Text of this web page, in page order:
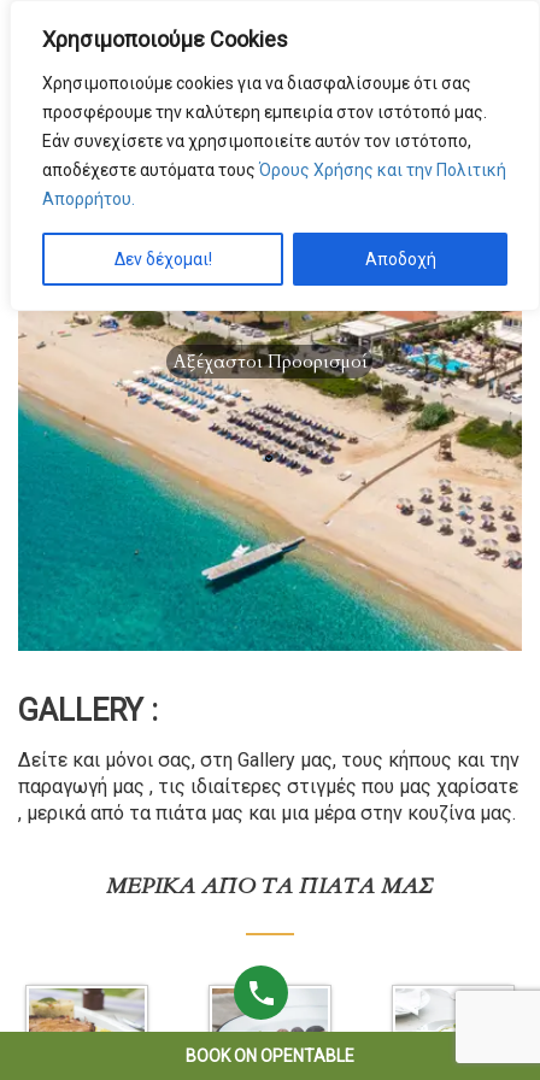
Χρησιμοποιούμε Cookies
Χρησιμοποιούμε cookies για να διασφαλίσουμε ότι σας
προσφέρουμε την καλύτερη εμπειρία στον ιστότοπό μας.
Εάν συνεχίσετε να χρησιμοποιείτε αυτόν τον ιστότοπο,
αποδέχεστε αυτόματα τους Όρους Χρήσης και την Πολιτική
Απορρήτου.
Δεν δέχομαι! Αποδοχή
BOOK ON OPENTABLE
Αξέχαστοι Προορισμοί
GALLERY :
Δείτε και μόνοι σας, στη Gallery μας, τους κήπους και την
παραγωγή μας , τις ιδιαίτερες στιγμές που μας χαρίσατε
, μερικά από τα πιάτα μας και μια μέρα στην κουζίνα μας.
ΜΕΡΙΚΆ ΑΠΌ ΤΑ ΠΙΆΤΑ ΜΑΣ